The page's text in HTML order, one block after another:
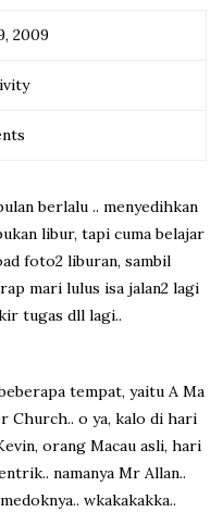
2009
berlalu .. menyedihkan
libur, tapi cuma belajar
foto2 liburan, sambil
mari lulus isa jalan2 lagi
tugas dll lagi..
tempat, yaitu A Ma
Church.. o ya, kalo di hari
orang Macau asli, hari
namanya Mr Allan..
wkakakakka..